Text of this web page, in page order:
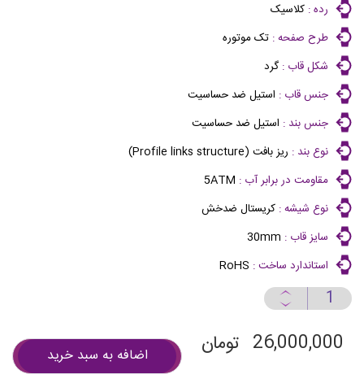
رده : کلاسیک
طرح صفحه : تک موتوره
شکل قاب :گرد
جنس قاب : استیل ضد حساسیت
جنس بند : استیل ضد حساسیت
نوع بند : ریز بافت (Profile links structure)
مقاومت در برابر آب : 5ATM
نوع شیشه : کریستال ضدخش
سایز قاب : 30mm
استاندارد ساخت : RoHS
26,000,000 تومان اضافه به سبد خرید